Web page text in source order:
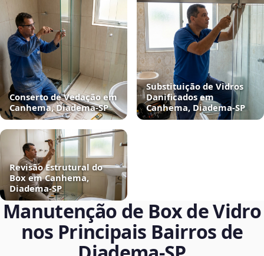
Conserto de Vedação em
Canhema, Diadema‑SP
Substituição de Vidros
Danificados em
Canhema, Diadema‑SP
Revisão Estrutural do
Box em Canhema,
Diadema‑SP
Manutenção de Box de Vidro
nos Principais Bairros de